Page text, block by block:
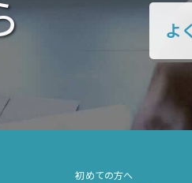
よ
初めての方へ